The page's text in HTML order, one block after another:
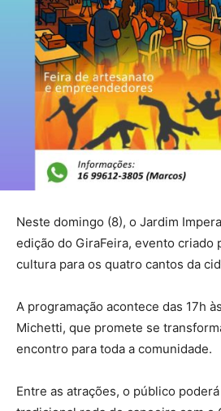
Neste domingo (8), o Jardim
edição do GiraFeira, evento criado
cultura para os quatro cantos da
A programação acontece das 17h
Michetti, que promete se
encontro para toda a comunidade.
Entre as atrações, o público